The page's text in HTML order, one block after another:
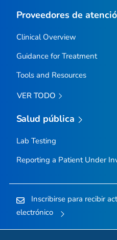
Proveedores de
Clinical Overview
Guidance for Treatment
Tools and Resources
VER TODO
Salud pública
Lab Testing
Reporting a Patient Under
Inscribirse para recibir
electrónico